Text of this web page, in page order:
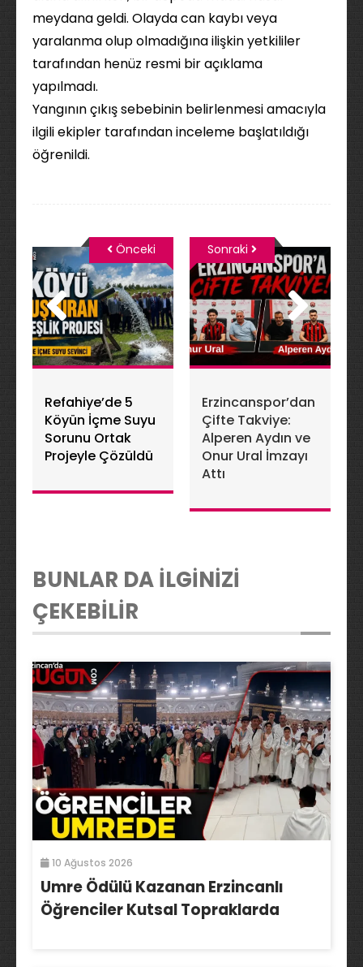
meydana geldi. Olayda can kaybı veya
yaralanma olup olmadığına ilişkin yetkililer
tarafından henüz resmi bir açıklama
yapılmadı.
Yangının çıkış sebebinin belirlenmesi amacıyla
ilgili ekipler tarafından inceleme başlatıldığı
öğrenildi.
Refahiye’de 5
Köyün İçme Suyu
Sorunu Ortak
Projeyle Çözüldü
Önceki
Erzincanspor’dan
Çifte Takviye:
Alperen Aydın ve
Onur Ural İmzayı
Attı
Sonraki
BUNLAR DA İLGİNİZİ
ÇEKEBİLİR
10 Ağustos 2026
Umre Ödülü Kazanan Erzincanlı
Öğrenciler Kutsal Topraklarda